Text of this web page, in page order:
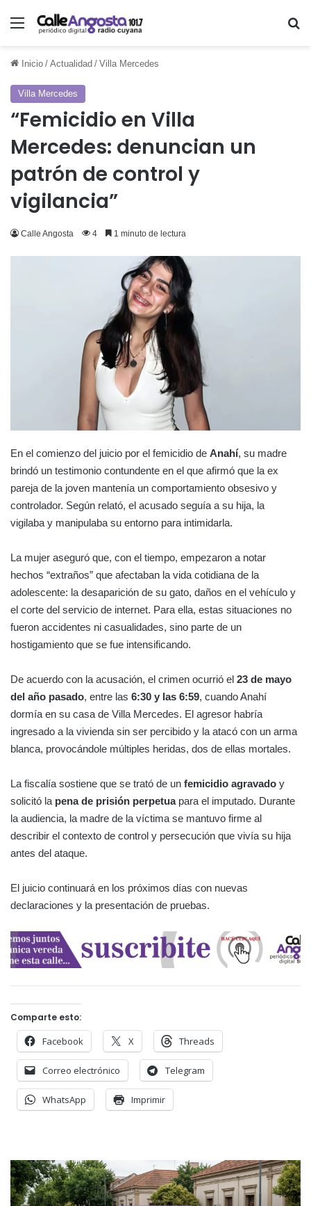
Menú
Inicio / Actualidad / Villa Mercedes
Villa Mercedes
“Femicidio en Villa
Mercedes: denuncian un
patrón de control y
vigilancia”
Calle Angosta 4 1 minuto de lectura
En el comienzo del juicio por el femicidio de Anahí, su madre
brindó un testimonio contundente en el que afirmó que la ex
pareja de la joven mantenía un comportamiento obsesivo y
controlador. Según relató, el acusado seguía a su hija, la
vigilaba y manipulaba su entorno para intimidarla.
La mujer aseguró que, con el tiempo, empezaron a notar
hechos “extraños” que afectaban la vida cotidiana de la
adolescente: la desaparición de su gato, daños en el vehículo y
el corte del servicio de internet. Para ella, estas situaciones no
fueron accidentes ni casualidades, sino parte de un
hostigamiento que se fue intensificando.
De acuerdo con la acusación, el crimen ocurrió el 23 de mayo
del año pasado, entre las 6:30 y las 6:59, cuando Anahí
dormía en su casa de Villa Mercedes. El agresor habría
ingresado a la vivienda sin ser percibido y la atacó con un arma
blanca, provocándole múltiples heridas, dos de ellas mortales.
La fiscalía sostiene que se trató de un femicidio agravado y
solicitó la pena de prisión perpetuapara el imputado. Durante
la audiencia, la madre de la víctima se mantuvo firme al
describir el contexto de control y persecución que vivía su hija
antes del ataque.
El juicio continuará en los próximos días con nuevas
declaraciones y la presentación de pruebas.
Comparte esto:
Facebook X Threads
Correo electrónico Telegram
WhatsApp Imprimir